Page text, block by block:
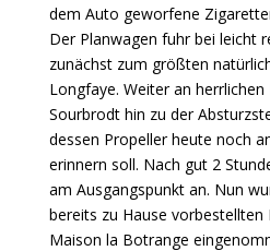
dem Auto geworfene
Der Planwagen fuhr bei leicht
zunächst zum größten
Longfaye. Weiter an
Sourbrodt hin zu der
dessen Propeller heute noch
erinnern soll. Nach gut 2
am Ausgangspunkt an. Nun
bereits zu Hause vorbestellten
Maison la Botrange